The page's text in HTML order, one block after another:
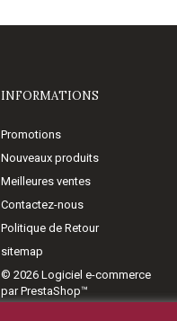
INFORMATIONS
Promotions
Nouveaux produits
Meilleures ventes
Contactez-nous
Politique de Retour
sitemap
© 2026 Logiciel e-commerce
par PrestaShop™